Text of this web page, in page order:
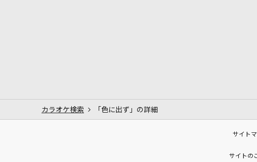
カラオケ検索 「色に出ず」の詳細
サイト
サイトの